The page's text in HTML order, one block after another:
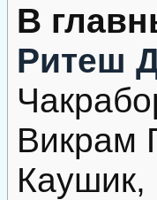
В
Ритеш
Викрам